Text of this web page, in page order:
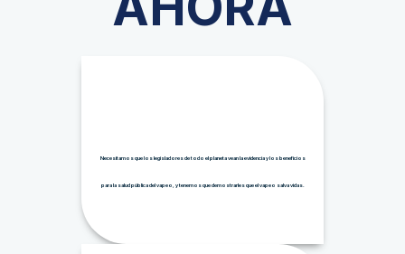
Necesitamos que los legisladores de todo el planeta vean la evidencia y los beneficios
para la salud pública del vapeo, y tenemos que demostrarles que el vapeo salva vidas.